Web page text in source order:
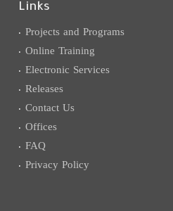
Links
Projects and Programs
Online Training
Electronic Services
Releases
Contact Us
Offices
FAQ
Privacy Policy